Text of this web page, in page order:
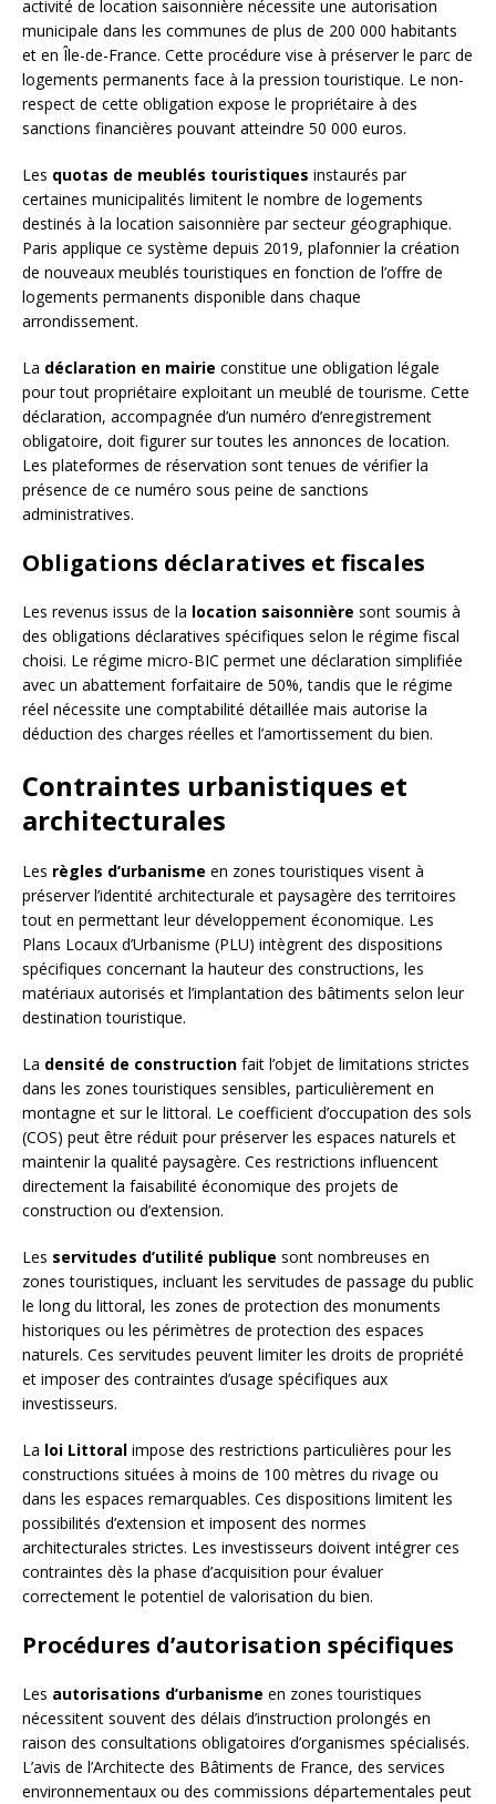
activité de location saisonnière nécessite une autorisation
municipale dans les communes de plus de 200 000 habitants
et en Île-de-France. Cette procédure vise à préserver le parc de
logements permanents face à la pression touristique. Le non-
respect de cette obligation expose le propriétaire à des
sanctions financières pouvant atteindre 50 000 euros.
Les quotas de meublés touristiques instaurés par
certaines municipalités limitent le nombre de logements
destinés à la location saisonnière par secteur géographique.
Paris applique ce système depuis 2019, plafonnier la création
de nouveaux meublés touristiques en fonction de l’offre de
logements permanents disponible dans chaque
arrondissement.
La déclaration en mairie constitue une obligation légale
pour tout propriétaire exploitant un meublé de tourisme. Cette
déclaration, accompagnée d’un numéro d’enregistrement
obligatoire, doit figurer sur toutes les annonces de location.
Les plateformes de réservation sont tenues de vérifier la
présence de ce numéro sous peine de sanctions
administratives.
Obligations déclaratives et fiscales
Les revenus issus de la location saisonnière sont soumis à
des obligations déclaratives spécifiques selon le régime fiscal
choisi. Le régime micro-BIC permet une déclaration simplifiée
avec un abattement forfaitaire de 50%, tandis que le régime
réel nécessite une comptabilité détaillée mais autorise la
déduction des charges réelles et l’amortissement du bien.
Contraintes urbanistiques et
architecturales
Les règles d’urbanisme en zones touristiques visent à
préserver l’identité architecturale et paysagère des territoires
tout en permettant leur développement économique. Les
Plans Locaux d’Urbanisme (PLU) intègrent des dispositions
spécifiques concernant la hauteur des constructions, les
matériaux autorisés et l’implantation des bâtiments selon leur
destination touristique.
La densité de construction fait l’objet de limitations strictes
dans les zones touristiques sensibles, particulièrement en
montagne et sur le littoral. Le coefficient d’occupation des sols
(COS) peut être réduit pour préserver les espaces naturels et
maintenir la qualité paysagère. Ces restrictions influencent
directement la faisabilité économique des projets de
construction ou d’extension.
Les servitudes d’utilité publique sont nombreuses en
zones touristiques, incluant les servitudes de passage du public
le long du littoral, les zones de protection des monuments
historiques ou les périmètres de protection des espaces
naturels. Ces servitudes peuvent limiter les droits de propriété
et imposer des contraintes d’usage spécifiques aux
investisseurs.
La loi Littoral impose des restrictions particulières pour les
constructions situées à moins de 100 mètres du rivage ou
dans les espaces remarquables. Ces dispositions limitent les
possibilités d’extension et imposent des normes
architecturales strictes. Les investisseurs doivent intégrer ces
contraintes dès la phase d’acquisition pour évaluer
correctement le potentiel de valorisation du bien.
Procédures d’autorisation spécifiques
Les autorisations d’urbanisme en zones touristiques
nécessitent souvent des délais d’instruction prolongés en
raison des consultations obligatoires d’organismes spécialisés.
L’avis de l’Architecte des Bâtiments de France, des services
environnementaux ou des commissions départementales peut